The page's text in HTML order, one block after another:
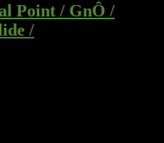
Point / GnÔ /
/